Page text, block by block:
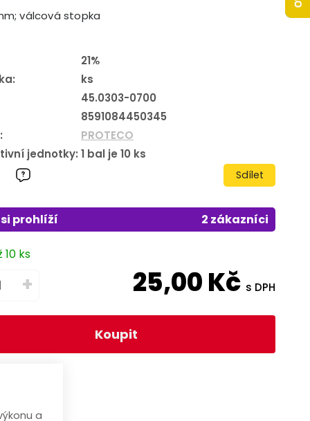
válcová stopka
21%
ks
45.0303-0700
8591084450345
PROTECO
jednotky: 1 bal je 10 ks
Sdílet
prohlíží 2 zákazníci
ks
+ 25,00Kč s DPH
Koupit
a